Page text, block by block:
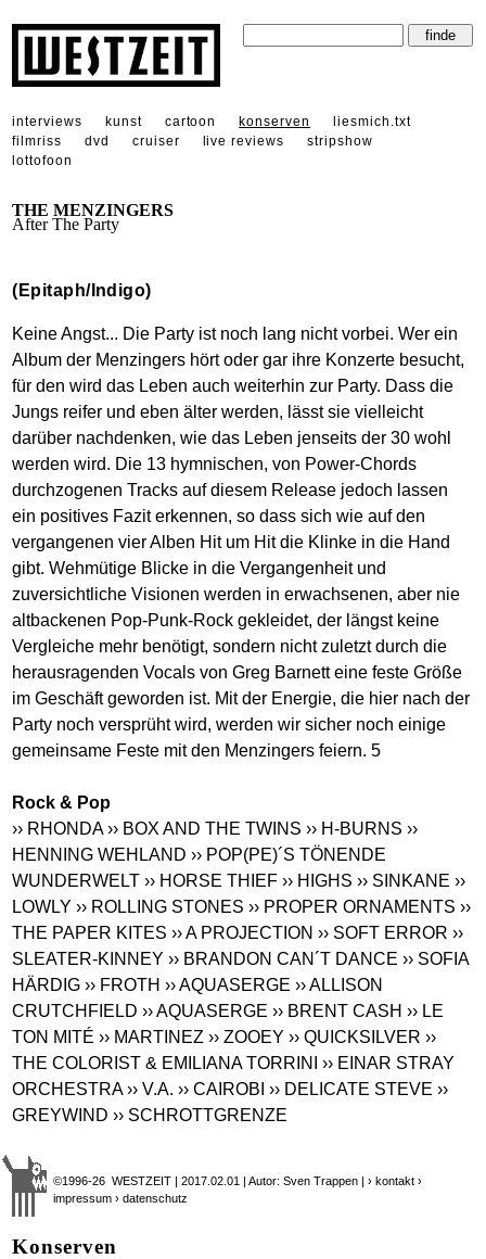
interviews kunst cartoon konserven
liesmich.txt
filmriss
dvd cruiser live reviews
stripshow
lottofoon
THE MENZINGERS
After The Party
(Epitaph/Indigo)
Keine Angst... Die Party ist noch lang nicht vorbei. Wer ein
Album der Menzingers hört oder gar ihre Konzerte besucht,
für den wird das Leben auch weiterhin zur Party. Dass die
Jungs reifer und eben älter werden, lässt sie vielleicht
darüber nachdenken, wie das Leben jenseits der 30 wohl
werden wird. Die 13 hymnischen, von Power-Chords
durchzogenen Tracks auf diesem Release jedoch lassen
ein positives Fazit erkennen, so dass sich wie auf den
vergangenen vier Alben Hit um Hit die Klinke in die Hand
gibt. Wehmütige Blicke in die Vergangenheit und
zuversichtliche Visionen werden in erwachsenen, aber nie
altbackenen Pop-Punk-Rock gekleidet, der längst keine
Vergleiche mehr benötigt, sondern nicht zuletzt durch die
herausragenden Vocals von Greg Barnett eine feste Größe
im Geschäft geworden ist. Mit der Energie, die hier nach der
Party noch versprüht wird, werden wir sicher noch einige
gemeinsame Feste mit den Menzingers feiern. 5
Rock & Pop
›› RHONDA ›› BOX AND THE TWINS ›› H-BURNS ››
HENNING WEHLAND ›› POP(PE)´S TÖNENDE
WUNDERWELT ›› HORSE THIEF ›› HIGHS ›› SINKANE ››
LOWLY ›› ROLLING STONES ›› PROPER ORNAMENTS ››
THE PAPER KITES ›› A PROJECTION ›› SOFT ERROR ››
SLEATER-KINNEY ›› BRANDON CAN´T DANCE ›› SOFIA
HÄRDIG ›› FROTH ›› AQUASERGE ›› ALLISON
CRUTCHFIELD ›› AQUASERGE ›› BRENT CASH ›› LE
TON MITÉ ›› MARTINEZ ›› ZOOEY ›› QUICKSILVER ››
THE COLORIST & EMILIANA TORRINI
›› EINAR STRAY
ORCHESTRA ›› V.A. ›› CAIROBI ›› DELICATE STEVE ››
GREYWIND ›› SCHROTTGRENZE
©1996-26 WESTZEIT | 2017.02.01 | Autor: Sven Trappen |› kontakt ›
impressum › datenschutz
Konserven